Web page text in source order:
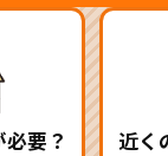
要？ 近く